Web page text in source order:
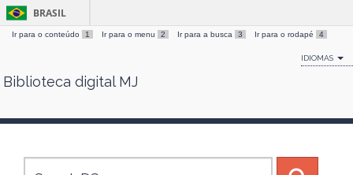
Skip
BRASIL
Ir para o conteúdo 1 Ir para o menu 2 Ir para a busca 3 Ir para o rodapé 4
IDIOMAS
Biblioteca digital MJ